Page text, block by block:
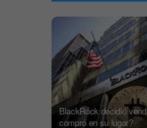
BlackRock decidió
compró en su lugar?